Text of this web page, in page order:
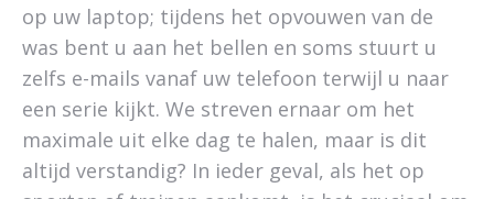
op uw laptop; tijdens het opvouwen van de
was bent u aan het bellen en soms stuurt u
zelfs e-mails vanaf uw telefoon terwijl u naar
een serie kijkt. We streven ernaar om het
maximale uit elke dag te halen, maar is dit
altijd verstandig? In ieder geval, als het op